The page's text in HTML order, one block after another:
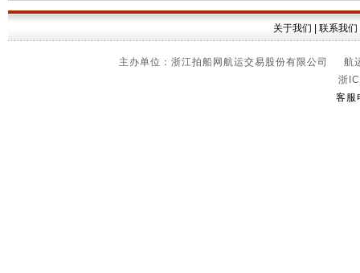
关于我们 联系我们
主办单位：浙江拍船网航运交易股份有限公司
浙
客服